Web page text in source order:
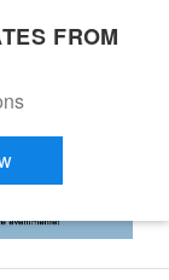
FROM